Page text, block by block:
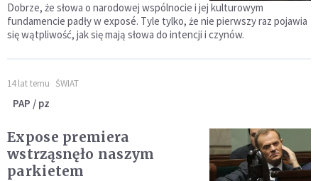
Dobrze, że słowa o narodowej wspólnocie i jej kulturowym
fundamencie padły w exposé. Tyle tylko, że nie pierwszy raz pojawia
się wątpliwość, jak się mają słowa do intencji i czynów.
14 lat temu ŚWIAT
PAP / pz
Expose premiera
wstrząsnęło naszym
parkietem